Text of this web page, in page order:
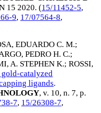
15 2020. (15/11452-5,
9, 17/07564-8,
EDUARDO C. M.;
PEDRO H. C.;
A. STEPHEN K.; ROSSI,
catalyzed
ligands.
, v. 10, n. 7, p.
7, 15/26308-7,